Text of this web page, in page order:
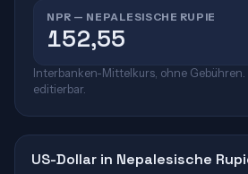
NPR — NEPALESISCHE RUPIE
Interbanken-Mittelkurs, ohne Gebühren.
editierbar.
US-Dollar in Nepalesische